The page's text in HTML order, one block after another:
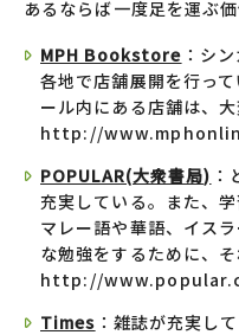
あるならば一度足を運ぶ価
MPH Bookstore ：シ
各地で店舗展開を行っ
ール内にある店舗は、大
http://
POPULAR(大衆書局)
充実している。また、
マレー語や華語、イス
な勉強をするために、
http://
Times ：雑誌が充実して